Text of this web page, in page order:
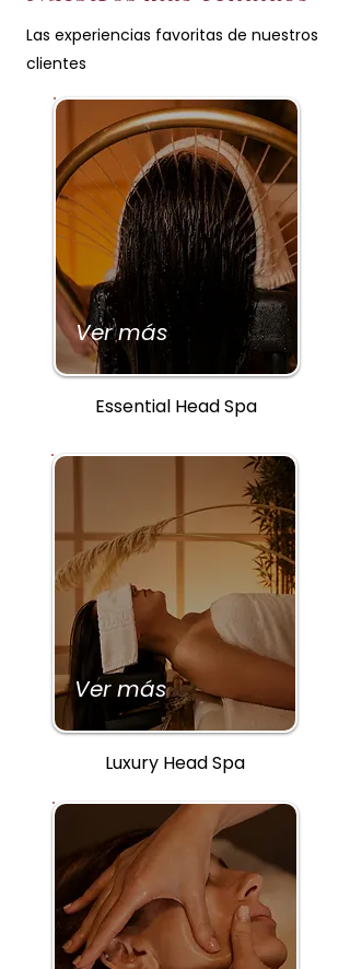
Las experiencias favoritas de nuestros
clientes
Ver más
Essential Head Spa
Ver más
Luxury Head Spa